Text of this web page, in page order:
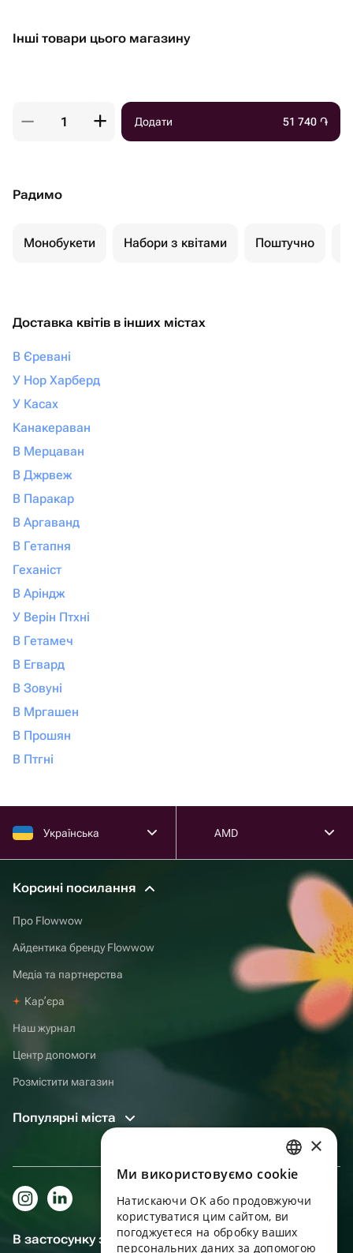
Інші товари цього магазину
Додати 51 740 ֏
Радимо
Монобукети Набори з квітами Поштучно
Доставка квітів в інших містах
В Єревані
У Нор Харберд
У Касах
Канакераван
В Мерцаван
В Джрвеж
В Паракар
В Аргаванд
В Гетапня
Геханіст
В Аріндж
У Верін Птхні
В Гетамеч
В Егвард
В Зовуні
В Мргашен
В Прошян
В Птгні
Українська AMD
Корсині посилання
Про Flowwow
Айдентика бренду Flowwow
Медіа та партнерства
Карʼєра
Наш журнал
Центр допомоги
Розмістити магазин
Популярні міста
В застосунку зручніше!
RUSSIAN
ENGLISH
UKRAINIAN
×
Ми використовуємо cookie
Натискаючи OK або продовжуючи
користуватися цим сайтом, ви
погоджуєтеся на обробку ваших
персональних даних за допомогою